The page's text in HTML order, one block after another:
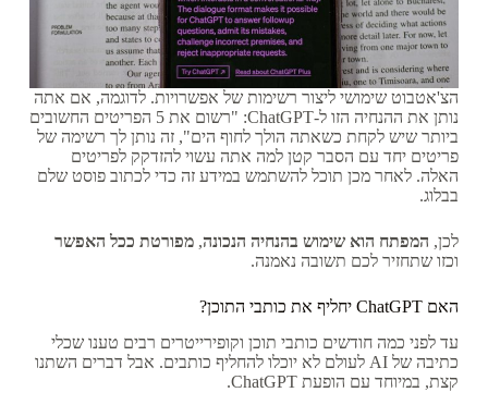
הצ'אטבוט שימושי ליצור רשימות של אפשרויות. לדוגמה, אם אתה
נותן את ההנחיה הזו ל-ChatGPT: "רשום את 5 הפריטים החשובים
ביותר שיש לקחת כשאתה הולך לחוף הים", זה נותן לך רשימה של
פריטים יחד עם הסבר קטן למה אתה עשוי להזדקק לפריטים
האלה. לאחר מכן תוכל להשתמש במידע זה כדי לכתוב פוסט שלם
בבלוג.
לכן, המפתח הוא שימוש בהנחיה הנכונה, מפורטת ככל האפשר
וכזו שתחזיר לכם תשובה נאמנה.
האם ChatGPT יחליף את כותבי התוכן?
עד לפני כמה חודשים כותבי תוכן וקופירייטרים רבים טענו שכלי
כתיבה של AI לעולם לא יוכלו להחליף כותבים. אבל דברים השתנו
קצת, במיוחד עם הופעת ChatGPT.